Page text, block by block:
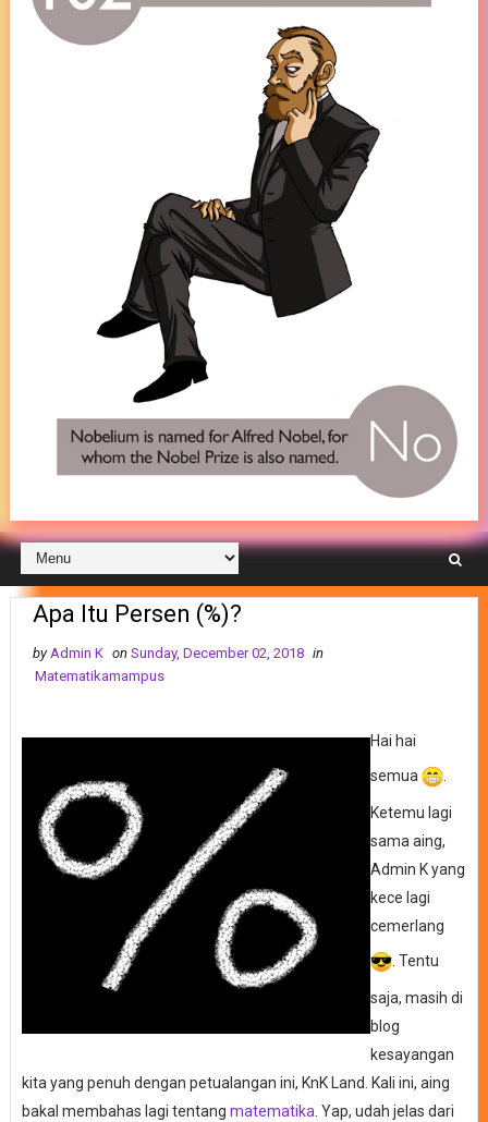
Apa Itu Persen (%)?
by Admin K on Sunday, December 02, 2018 in
Matematikamampus
Hai hai
semua
.
Ketemu lagi
sama aing,
Admin K yang
kece lagi
cemerlang
. Tentu
saja, masih di
blog
kesayangan
kita yang penuh dengan petualangan ini, KnK Land. Kali ini, aing
bakal membahas lagi tentang matematika . Yap, udah jelas dari